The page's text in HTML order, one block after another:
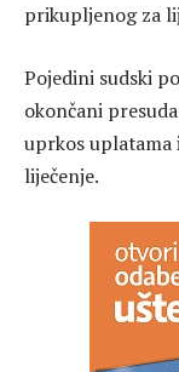
prikupljenog za
Pojedini sudski
okončani
uprkos uplatama
liječenje.